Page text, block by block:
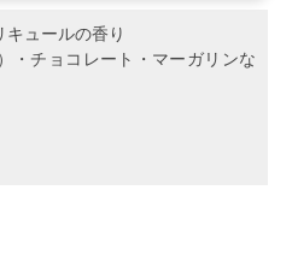
キュールの香り
・チョコレート・マーガリンな